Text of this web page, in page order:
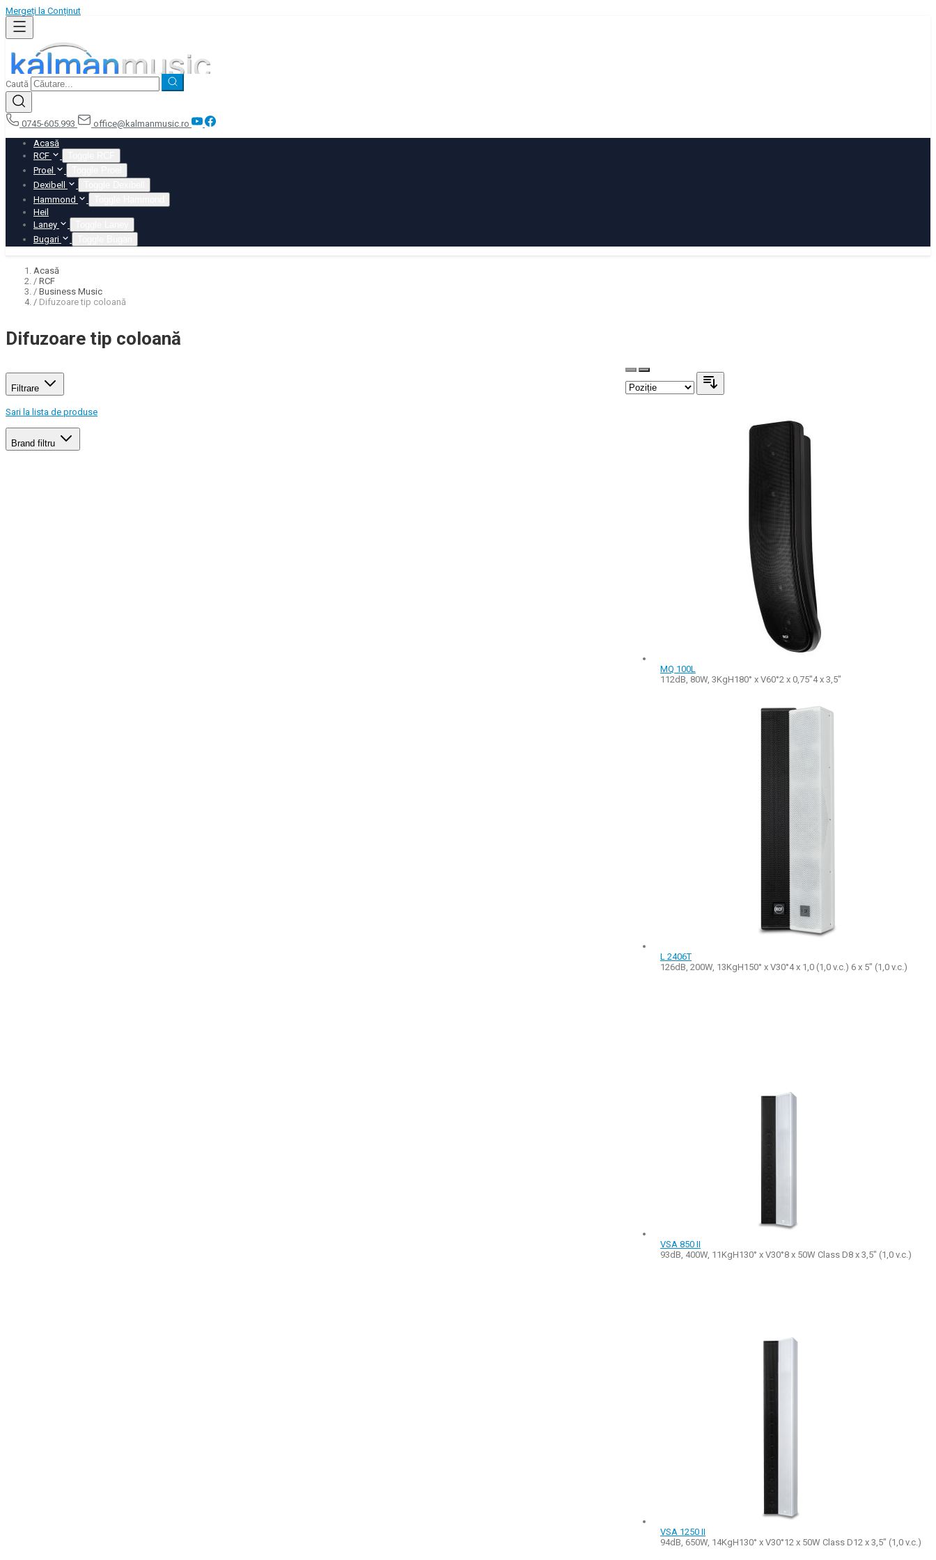
Mergeți la Conținut
Caută
0745-605.993
office@kalmanmusic.ro
Acasă
RCF
Proel
Dexibell
Hammond
Heil
Laney
Bugari
Acasă
/ RCF
/ Business Music
/ Difuzoare tip coloană
Difuzoare tip coloană
Filtrare
Sari la lista de produse
Brand filtru
MQ 100L
112dB, 80W, 3KgH180° x V60°2 x 0,75"4 x 3,5"
L 2406T
126dB, 200W, 13KgH150° x V30°4 x 1,0 (1,0 v.c.) 6 x 5" (1,0 v.c.)
VSA 850 II
93dB, 400W, 11KgH130° x V30°8 x 50W Class D8 x 3,5" (1,0 v.c.)
VSA 1250 II
94dB, 650W, 14KgH130° x V30°12 x 50W Class D12 x 3,5" (1,0 v.c.)